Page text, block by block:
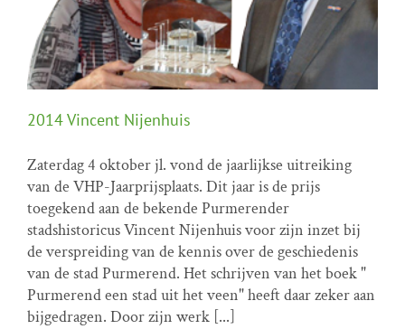
2014 Vincent Nijenhuis
VHP prijs
2014 Vincent Nijenhuis
Zaterdag 4 oktober jl. vond de jaarlijkse uitreiking
van de VHP-Jaarprijsplaats. Dit jaar is de prijs
toegekend aan de bekende Purmerender
stadshistoricus Vincent Nijenhuis voor zijn inzet bij
de verspreiding van de kennis over de geschiedenis
van de stad Purmerend. Het schrijven van het boek "
Purmerend een stad uit het veen" heeft daar zeker aan
bijgedragen. Door zijn werk [...]